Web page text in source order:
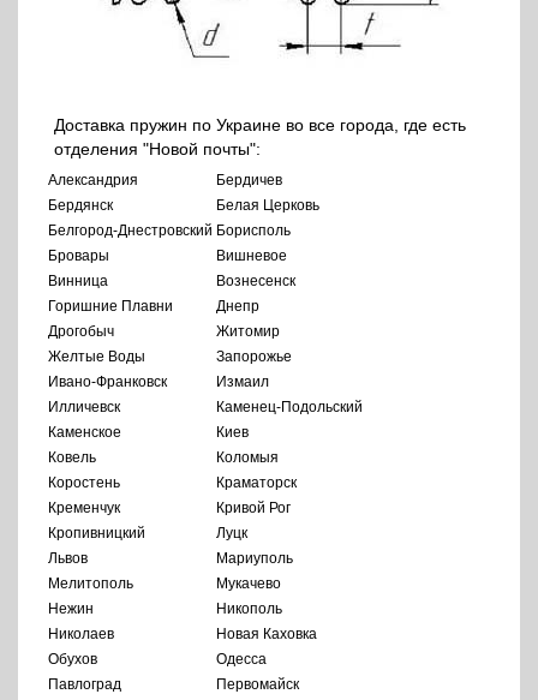
Доставка пружин по Украине во все города, где есть
отделения "Новой почты":
Александрия
Бердичев
Бердянск
Белая Церковь
Белгород-Днестровский Борисполь
Бровары
Вишневое
Винница
Вознесенск
Горишние Плавни
Днепр
Дрогобыч
Житомир
Желтые Воды
Запорожье
Ивано-Франковск
Измаил
Илличевск
Каменец-Подольский
Каменское
Киев
Ковель
Коломыя
Коростень
Краматорск
Кременчук
Кривой Рог
Кропивницкий
Луцк
Львов
Мариуполь
Мелитополь
Мукачево
Нежин
Никополь
Николаев
Новая Каховка
Обухов
Одесса
Павлоград
Первомайск